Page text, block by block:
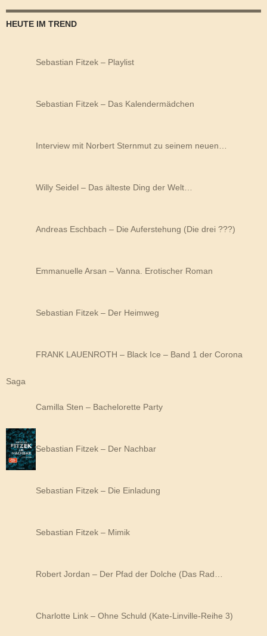
HEUTE IM TREND
Sebastian Fitzek – Playlist
Sebastian Fitzek – Das Kalendermädchen
Interview mit Norbert Sternmut zu seinem neuen…
Willy Seidel – Das älteste Ding der Welt…
Andreas Eschbach – Die Auferstehung (Die drei ???)
Emmanuelle Arsan – Vanna. Erotischer Roman
Sebastian Fitzek – Der Heimweg
FRANK LAUENROTH – Black Ice – Band 1 der Corona
Saga
Camilla Sten – Bachelorette Party
Sebastian Fitzek – Der Nachbar
Sebastian Fitzek – Die Einladung
Sebastian Fitzek – Mimik
Robert Jordan – Der Pfad der Dolche (Das Rad…
Charlotte Link – Ohne Schuld (Kate-Linville-Reihe 3)